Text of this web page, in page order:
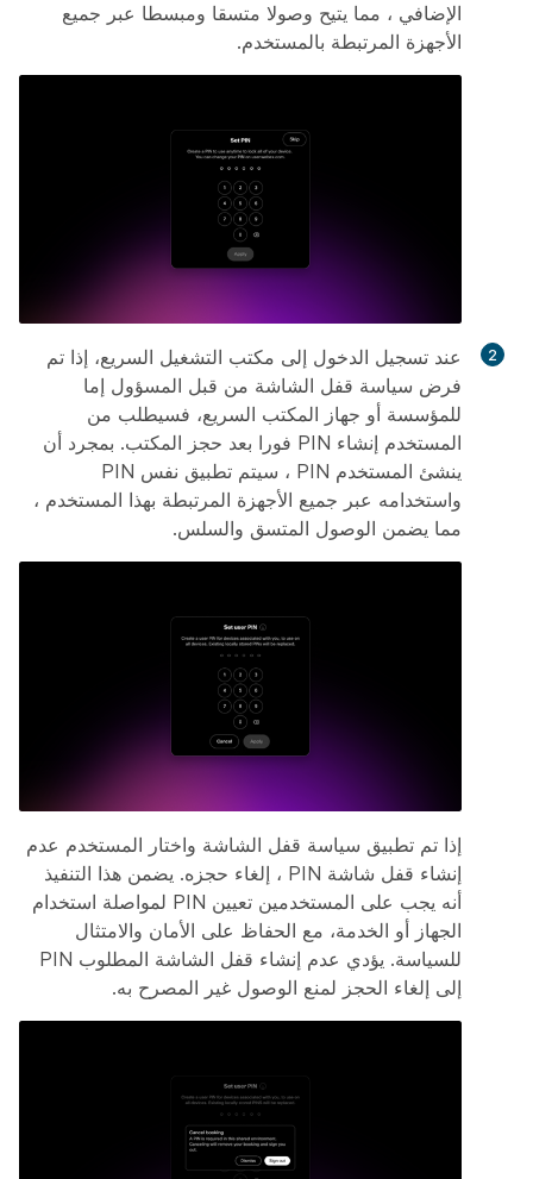
الإضافي ، مما يتيح وصولا متسقا ومبسطا عبر جميع
الأجهزة المرتبطة بالمستخدم.
عند تسجيل الدخول إلى مكتب التشغيل السريع، إذا تم
فرض سياسة قفل الشاشة من قبل المسؤول إما
للمؤسسة أو جهاز المكتب السريع، فسيطلب من
المستخدم إنشاء PIN فورا بعد حجز المكتب. بمجرد أن
ينشئ المستخدم PIN ، سيتم تطبيق نفس PIN
واستخدامه عبر جميع الأجهزة المرتبطة بهذا المستخدم ،
مما يضمن الوصول المتسق والسلس.
إذا تم تطبيق سياسة قفل الشاشة واختار المستخدم عدم
إنشاء قفل شاشة PIN ، إلغاء حجزه. يضمن هذا التنفيذ
أنه يجب على المستخدمين تعيين PIN لمواصلة استخدام
الجهاز أو الخدمة، مع الحفاظ على الأمان والامتثال
للسياسة. يؤدي عدم إنشاء قفل الشاشة المطلوب PIN
إلى إلغاء الحجز لمنع الوصول غير المصرح به.